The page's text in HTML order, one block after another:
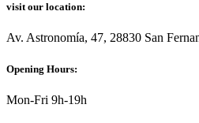
visit our location:
Av. Astronomía, 47, 28830 San
Opening Hours:
Mon-Fri 9h-19h